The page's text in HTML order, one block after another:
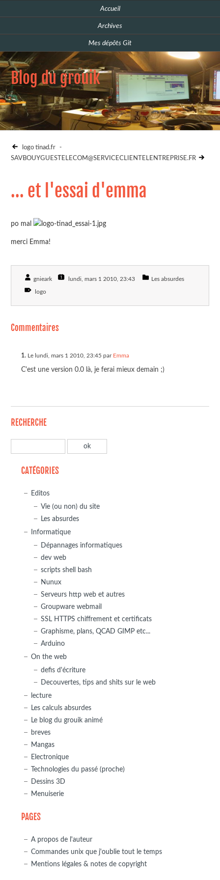
Accueil
Archives
Mes dépôts Git
Blog du grouik
logo tinad.fr
-
SAVBOUYGUESTELECOM@SERVICECLIENTELENTREPRISE.FR
... et l'essai d'emma
po mal
merci Emma!
gnieark lundi, mars 1 2010 , 23:43 Les absurdes
logo
Commentaires
1.Le lundi, mars 1 2010, 23:45 par Emma
C'est une version 0.0 là, je ferai mieux demain ;)
RECHERCHE
CATÉGORIES
Editos
Vie (ou non) du site
Les absurdes
Informatique
Dépannages informatiques
dev web
scripts shell bash
Nunux
Serveurs http web et autres
Groupware webmail
SSL HTTPS chiffrement et certificats
Graphisme, plans, QCAD GIMP etc...
Arduino
On the web
defis d'écriture
Decouvertes, tips and shits sur le web
lecture
Les calculs absurdes
Le blog du grouik animé
breves
Mangas
Electronique
Technologies du passé (proche)
Dessins 3D
Menuiserie
PAGES
A propos de l'auteur
Commandes unix que j'oublie tout le temps
Mentions légales & notes de copyright